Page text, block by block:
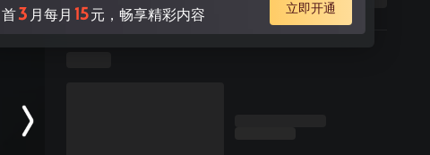
首3 月每月 15元，畅享精彩内容 立即开通